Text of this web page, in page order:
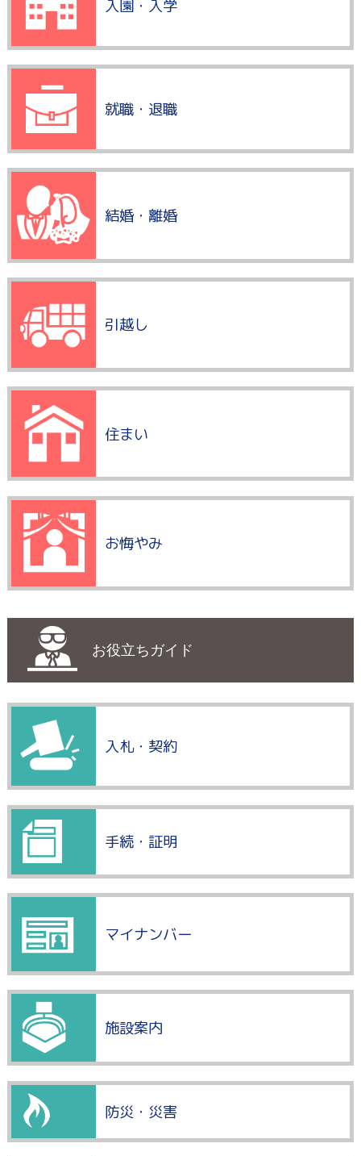
入園・入学
就職・退職
結婚・離婚
引越し
住まい
お悔やみ
お役立ちガイド
入札・契約
手続・証明
マイナンバー
施設案内
防災・災害